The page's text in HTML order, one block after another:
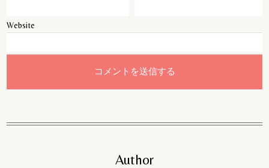
Website
Author